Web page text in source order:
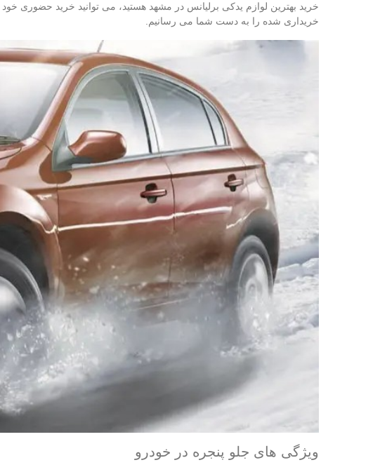
خرید بهترین لوازم یدکی برلیانس در مشهد هستید، می‌ توانید خرید حضوری خود
خریداری شده را به دست شما می‌ رسانیم.
ویژگی‌ های جلو پنجره در خودرو